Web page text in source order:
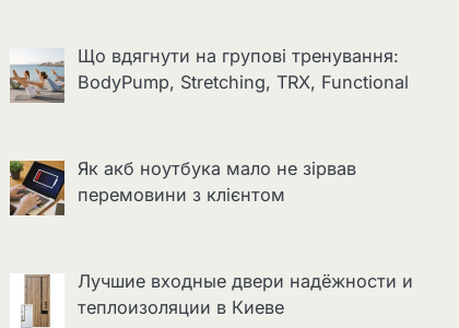
Що вдягнути на групові тренування:
BodyPump, Stretching, TRX, Functional
Як акб ноутбука мало не зірвав
перемовини з клієнтом
Лучшие входные двери надёжности и
теплоизоляции в Киеве